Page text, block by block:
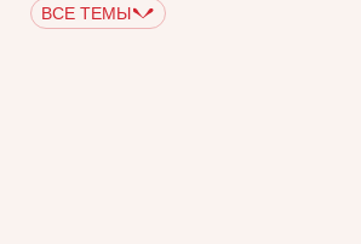
ВСЕ ТЕМЫ